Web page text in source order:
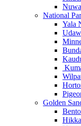
National
Yala
Golden